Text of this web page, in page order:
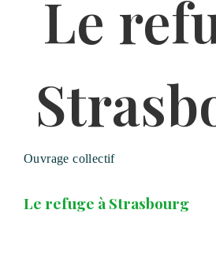
Ouvrage collectif
Le refuge à Strasbourg